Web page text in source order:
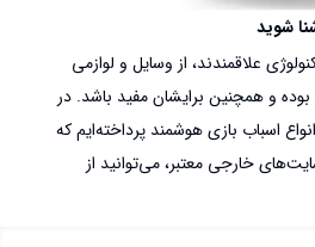
شوید
علاقمندند، از وسایل و لوازمی
و همچنین برایشان مفید باشد. در
اسباب بازی هوشمند پرداخته‌ایم که
خارجی معتبر، می‌توانید از
کالا را در چارسوق قرار دهید تا خرید